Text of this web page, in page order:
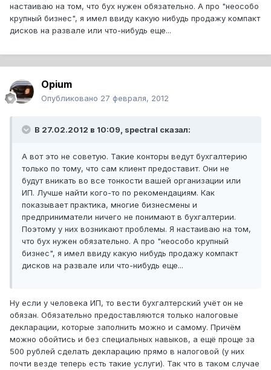
настаиваю на том, что бух нужен обязательно. А про "неособо
крупный бизнес", я имел ввиду какую нибудь продажу компакт
дисков на развале или что-нибудь еще...
Opium
Опубликовано 27 февраля, 2012
В 27.02.2012 в 10:09, spectral сказал:
А вот это не советую. Такие конторы ведут бухгалтерию
только по тому, что сам клиент предоставит. Они не
будут вникать во все тонкости вашей организации или
ИП. Лучше найти кого-то по рекомендациям. Как
показывает практика, многие бизнесмены и
предприниматели ничего не понимают в бухгалтерии.
Поэтому у них возникают проблемы. Я настаиваю на том,
что бух нужен обязательно. А про "неособо крупный
бизнес", я имел ввиду какую нибудь продажу компакт
дисков на развале или что-нибудь еще...
Ну если у человека ИП, то вести бухгалтерский учёт он не
обязан. Обязательно предоставляются только налоговые
декларации, которые заполнить можно и самому. Причём
можно обойтись и без специальных навыков, а ещё проще за
500 рублей сделать декларацию прямо в налоговой (у них
почти везде теперь есть такие услуги). Так что в таком случае